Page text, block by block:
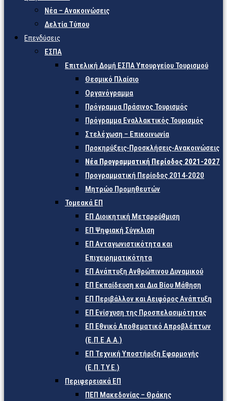
Νέα – Ανακοινώσεις
Δελτία Τύπου
Επενδύσεις
ΕΣΠΑ
Επιτελική Δομή ΕΣΠΑ Υπουργείου Τουρισμού
Θεσμικό Πλαίσιο
Οργανόγραμμα
Πρόγραμμα Πράσινος Τουρισμός
Πρόγραμμα Εναλλακτικός Τουρισμός
Στελέχωση – Επικοινωνία
Προκηρύξεις-Προσκλήσεις-Ανακοινώσεις
Νέα Προγραμματική Περίοδος 2021-2027
Προγραμματική Περίοδος 2014-2020
Μητρώο Προμηθευτών
Τομεακά ΕΠ
ΕΠ Διοικητική Μεταρρύθμιση
ΕΠ Ψηφιακή Σύγκλιση
ΕΠ Ανταγωνιστικότητα και
Επιχειρηματικότητα
ΕΠ Ανάπτυξη Ανθρώπινου Δυναμικού
ΕΠ Εκπαίδευση και Δια Βίου Μάθηση
ΕΠ Περιβάλλον και Αειφόρος Ανάπτυξη
ΕΠ Ενίσχυση της Προσπελασιμότητας
ΕΠ Εθνικό Αποθεματικό Απροβλέπτων
(Ε.Π.Ε.Α.Α.)
ΕΠ Τεχνική Υποστήριξη Εφαρμογής
(Ε.Π.Τ.Υ.Ε.)
Περιφερειακά ΕΠ
ΠΕΠ Μακεδονίας – Θράκης